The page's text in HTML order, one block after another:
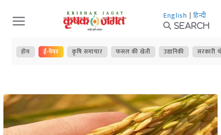
Skip
to
content
English | हिन्दी
Search
होम ई-पेपर कृषि समाचार फसल की खेती उद्यानिकी सरकारी